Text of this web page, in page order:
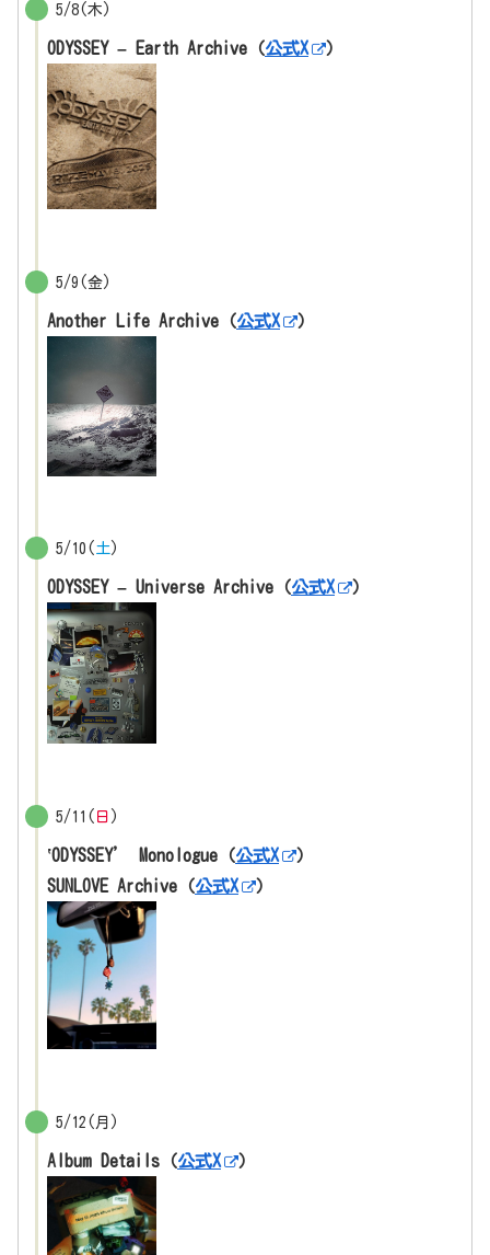
5/8(木)
ODYSSEY – Earth Archive（公式X ）
5/9(金)
Another Life Archive（公式X ）
5/10( 土 )
ODYSSEY – Universe Archive（公式X ）
5/11( 日 )
‛ODYSSEY’ Monologue（公式X
）
SUNLOVE Archive（公式X ）
5/12(月)
Album Details（公式X ）